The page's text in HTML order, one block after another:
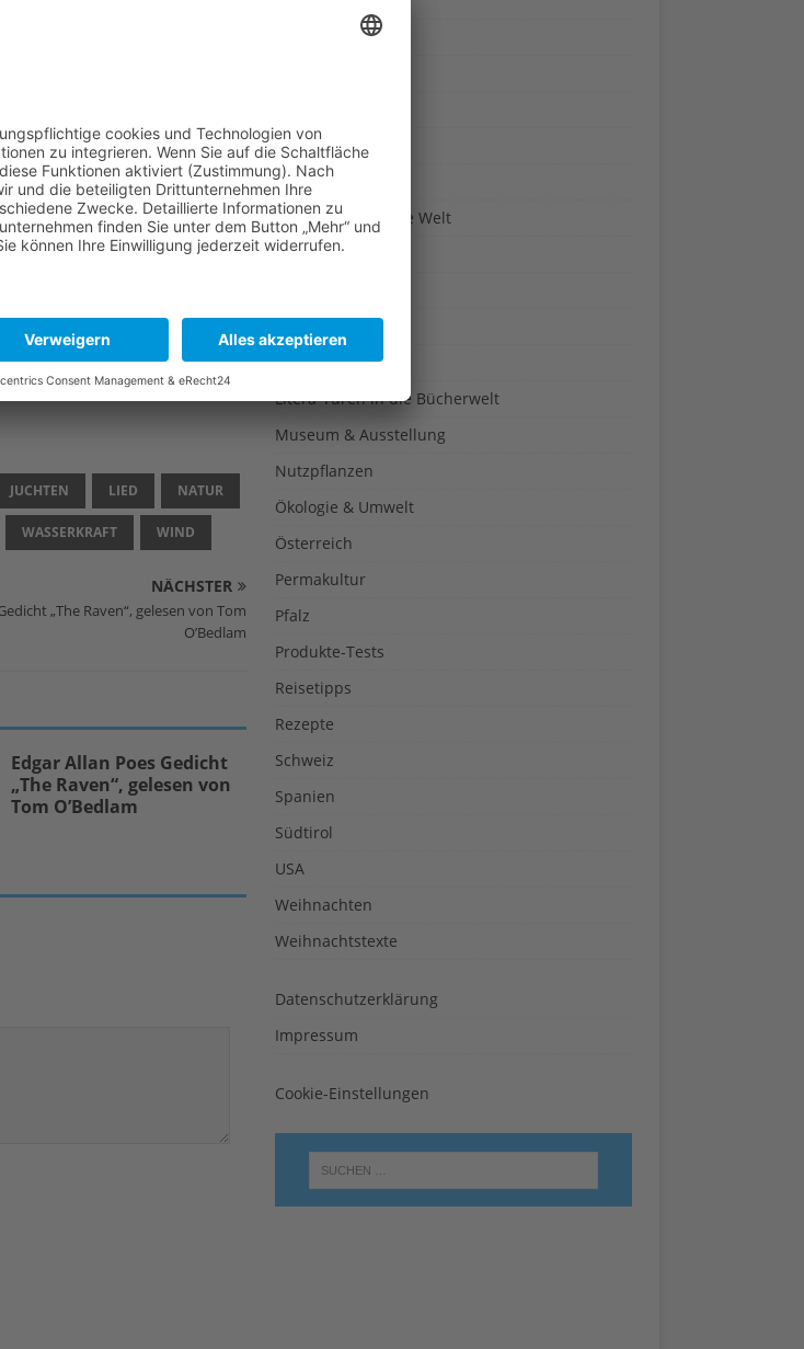
JUCHTEN LIED NATUR
WASSERKRAFT WIND
NÄCHSTER
„The Raven“, gelesen von Tom
O’Bedlam
Edgar Allan Poes Gedicht
„The Raven“, gelesen von
Tom O’Bedlam
Hochwasser
Japan
Konzerte & Co.
Kulinarisch um die Welt
Kultur
Lexikon
Litera-Türen in die Bücherwelt
Museum & Ausstellung
Nutzpflanzen
Ökologie & Umwelt
Österreich
Permakultur
Pfalz
Produkte-Tests
Reisetipps
Rezepte
Schweiz
Spanien
Südtirol
USA
Weihnachten
Weihnachtstexte
Datenschutzerklärung
Impressum
Cookie-Einstellungen